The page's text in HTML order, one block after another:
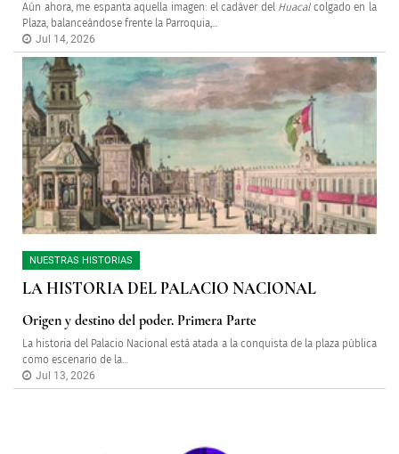
Aún ahora, me espanta aquella imagen: el cadáver del Huacalcolgado en la
Plaza, balanceándose frente la Parroquia,...
Jul 14, 2026
NUESTRAS HISTORIAS
LA HISTORIA DEL PALACIO NACIONAL
Origen y destino del poder. Primera Parte
La historia del Palacio Nacional está atada a la conquista de la plaza pública
como escenario de la...
Jul 13, 2026